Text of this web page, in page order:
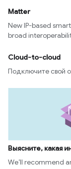
Matter
New IP-based
broad
Cloud-to-cloud
Подключите свой
Выясните, какая
We’ll recommend